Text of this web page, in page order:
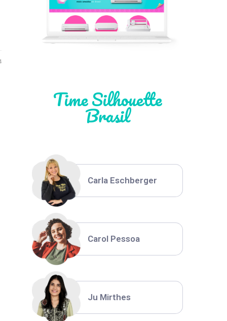
Time Silhouette
Brasil
Léia Pastori
Thiara Ney
Carla Eschberger
Carol Pessoa
Ju Mirthes